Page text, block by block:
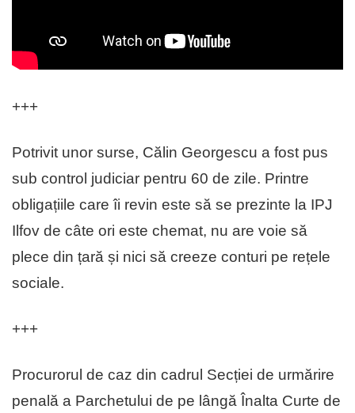
+++
Potrivit unor surse, Călin Georgescu a fost pus
sub control judiciar pentru 60 de zile. Printre
obligațiile care îi revin este să se prezinte la IPJ
Ilfov de câte ori este chemat, nu are voie să
plece din țară și nici să creeze conturi pe rețele
sociale.
+++
Procurorul de caz din cadrul Secției de urmărire
penală a Parchetului de pe lângă Înalta Curte de